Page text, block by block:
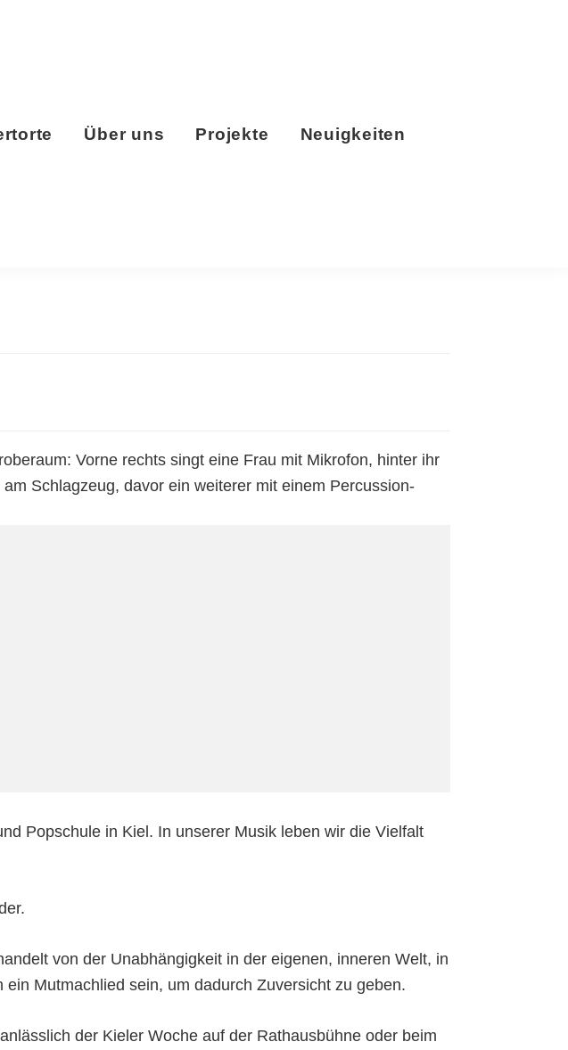
Über uns Projekte Neuigkeiten
Popschule in Kiel. In unserer Musik leben wir die Vielfalt
von der Unabhängigkeit in der eigenen, inneren Welt, in
Mutmachlied sein, um dadurch Zuversicht zu geben.
der Kieler Woche auf der Rathausbühne oder beim